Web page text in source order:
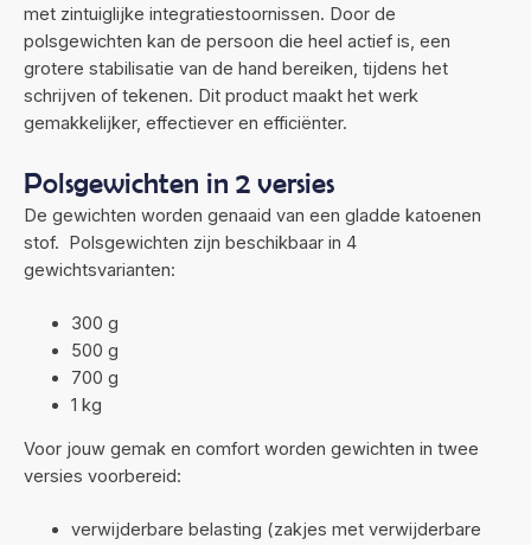
met zintuiglijke integratiestoornissen. Door de
polsgewichten kan de persoon die heel actief is, een
grotere stabilisatie van de hand bereiken, tijdens het
schrijven of tekenen. Dit product maakt het werk
gemakkelijker, effectiever en efficiënter.
Polsgewichten in 2 versies
De gewichten worden genaaid van een gladde katoenen
stof. Polsgewichten zijn beschikbaar in 4
gewichtsvarianten:
300 g
500 g
700 g
1 kg
Voor jouw gemak en comfort worden gewichten in twee
versies voorbereid:
verwijderbare belasting (zakjes met verwijderbare